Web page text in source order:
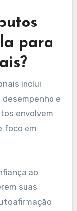
para
inclui
e
envolvem
foco em
ao
suas